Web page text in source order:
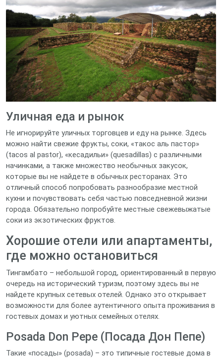
Уличная еда и рынок
Не игнорируйте уличных торговцев и еду на рынке. Здесь
можно найти свежие фрукты, соки, «такос аль пастор»
(tacos al pastor), «кесадильи» (quesadillas) с различными
начинками, а также множество необычных закусок,
которые вы не найдете в обычных ресторанах. Это
отличный способ попробовать разнообразие местной
кухни и почувствовать себя частью повседневной жизни
города. Обязательно попробуйте местные свежевыжатые
соки из экзотических фруктов.
Хорошие отели или апартаменты,
где можно остановиться
Тингамбато – небольшой город, ориентированный в первую
очередь на исторический туризм, поэтому здесь вы не
найдете крупных сетевых отелей. Однако это открывает
возможности для более аутентичного опыта проживания в
гостевых домах и уютных семейных отелях.
Posada Don Pepe (Посада Дон Пепе)
Такие «посады» (posada) – это типичные гостевые дома в